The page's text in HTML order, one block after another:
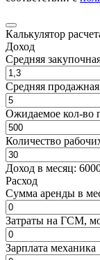
Калькулятор
Доход
Средняя
Средняя
Ожидаемое кол-во
Количество
Доход в месяц:
Расход
Cумма аренды в
Затраты на ГСМ,
Зарплата механика